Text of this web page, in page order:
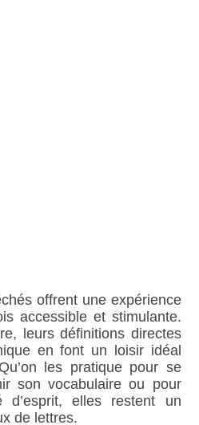
offrent une expérience
accessible et stimulante.
leurs définitions directes
en font un loisir idéal
les pratique pour se
son vocabulaire ou pour
d’esprit, elles restent un
de lettres.